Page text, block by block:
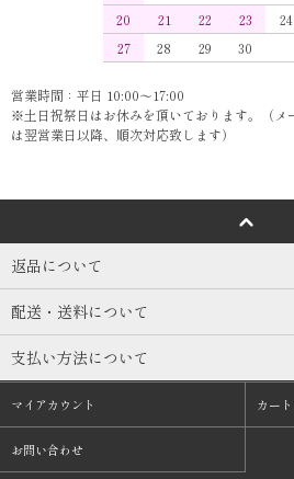
20
21 22 23 24
27
28 29 30
営業時間：平日 10:00～17:00
※土日祝祭日はお休みを頂いております。（メ
は翌営業日以降、順次対応致します）
返品について
配送・送料について
支払い方法について
マイアカウント カー
お問い合わせ